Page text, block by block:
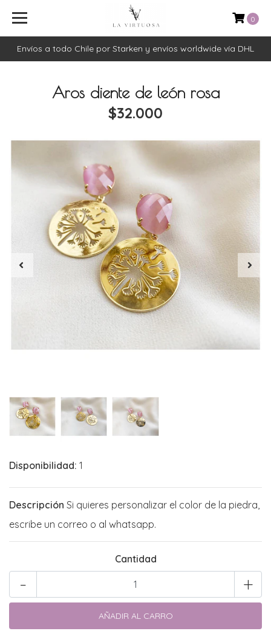
Envíos a todo Chile por Starken y envíos worldwide vía DHL
0
Aros diente de león rosa
$32.000
Disponibilidad: 1
Descripción Si quieres personalizar el color de la piedra,
escribe un correo o al whatsapp.
Cantidad
+
-